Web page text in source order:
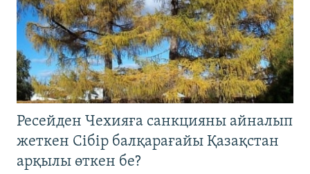
Ресейден Чехияға санкцияны айналып
жеткен Сібір балқарағайы Қазақстан
арқылы өткен бе?